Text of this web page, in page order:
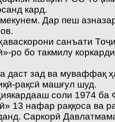
кард.
Дар пеш
санъати
ро бо такмилу
даст зад ва муваффақ
рақсӣ машғул шуд.
соли 1974 ба
13 нафар раққоса ва
Саркорӣ